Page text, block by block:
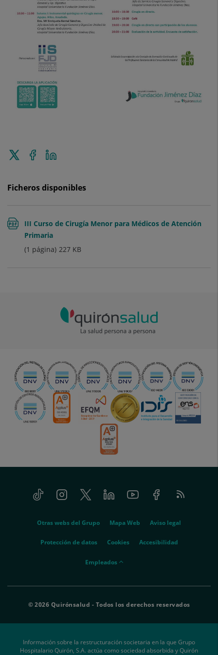
Enviar
Compartir
en
Ficheros disponibles
III Curso de Cirugía Menor para Médicos de Atención
Primaria
227 KB
(1 página)
Tiktok InstagramTwitter LinkedinYoutube FacebookFeed
RSS
Otras webs del Grupo Mapa Web Aviso legal
Protección de datos Cookies Accesibilidad
empleados
Empleados
© 2026 Quirónsalud - Todos los derechos reservados
Información sobre la restructuración societaria en la que Grupo
Hospitalario Quirón, S.A. actúa como sociedad absorbida y Quirón